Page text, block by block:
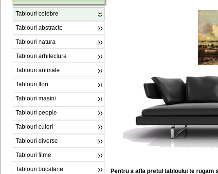
Tablouri celebre
Tablouri abstracte
Tablouri natura
Tablouri arhitectura
Tablouri animale
Tablouri flori
Tablouri masini
Tablouri people
Tablouri culori
Tablouri diverse
Tablouri filme
Tablouri bucatarie Pentru a afla pretul tabloului te rugam